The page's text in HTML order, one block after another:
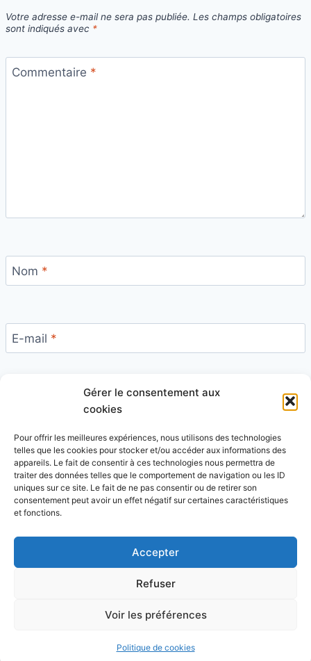
Gérer le consentement aux
cookies
Pour offrir les meilleures expériences, nous utilisons des technologies
telles que les cookies pour stocker et/ou accéder aux informations des
appareils. Le fait de consentir à ces technologies nous permettra de
traiter des données telles que le comportement de navigation ou les ID
uniques sur ce site. Le fait de ne pas consentir ou de retirer son
consentement peut avoir un effet négatif sur certaines caractéristiques
et fonctions.
Accepter
Refuser
Voir les préférences
Politique de cookies
Votre adresse e-mail ne sera pas publiée. Les champs obligatoires
sont indiqués avec *
Commentaire *
Nom *
E-mail *
Ce site utilise Akismet pour réduire les indésirables.
En savoir plus sur la façon dont les données de vos
Kadence WP